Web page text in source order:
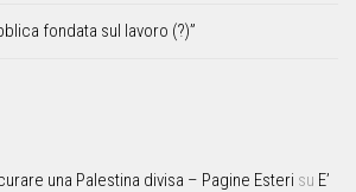
fondata sul lavoro (?)”
una Palestina divisa – Pagine Esteri su E’